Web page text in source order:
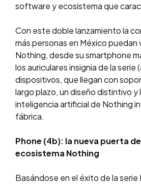
software y ecosistema que
Con este doble lanzamiento la
más personas en México puedan
Nothing, desde su smartphone
los auriculares insignia de la serie
dispositivos, que llegan con
largo plazo, un diseño distintivo y
inteligencia artificial de Nothing
fábrica.
Phone (4b): la nueva puerta
ecosistema Nothing
Basándose en el éxito de la serie